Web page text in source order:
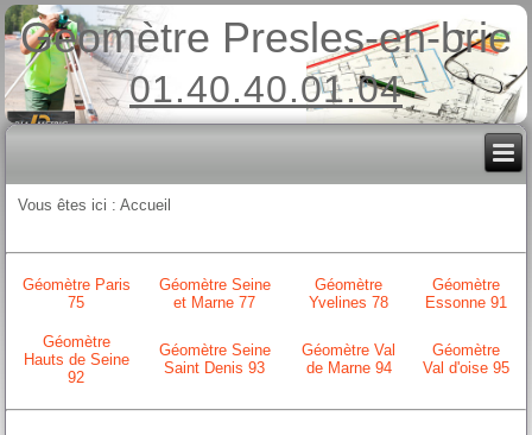
Géomètre Presles-en-brie
01.40.40.01.04
Vous êtes ici :Accueil
Géomètre Paris
75
Géomètre Seine
et Marne 77
Géomètre
Yvelines 78
Géomètre
Essonne 91
Géomètre
Hauts de Seine
92
Géomètre Seine
Saint Denis 93
Géomètre Val
de Marne 94
Géomètre
Val d'oise 95